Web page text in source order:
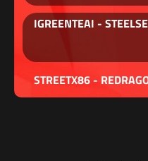
IGREENTEAI -
STREETX86 -